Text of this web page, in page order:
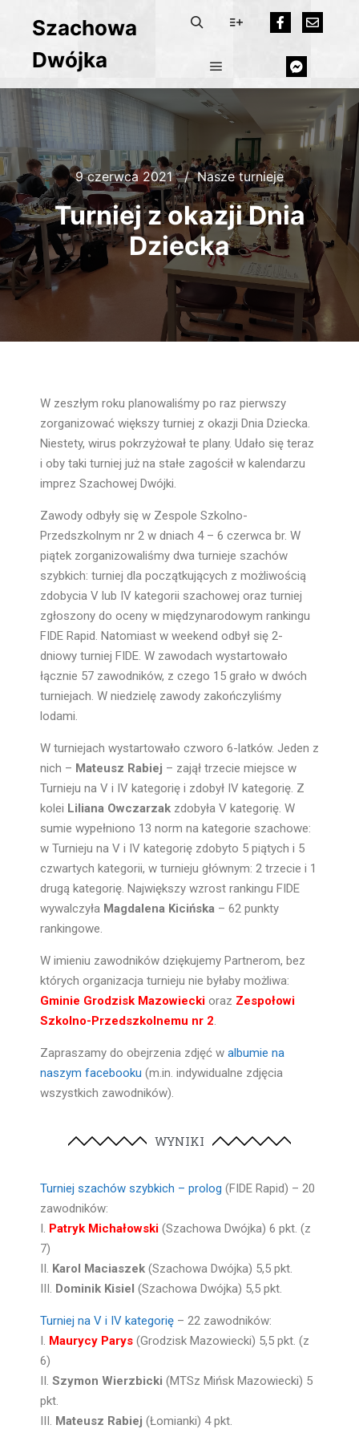
Szachowa
Dwójka
9 czerwca 2021 Nasze turnieje
Turniej z okazji Dnia
Dziecka
W zeszłym roku planowaliśmy po raz pierwszy
zorganizować większy turniej z okazji Dnia Dziecka.
Niestety, wirus pokrzyżował te plany. Udało się teraz
i oby taki turniej już na stałe zagościł w kalendarzu
imprez Szachowej Dwójki.
Zawody odbyły się w Zespole Szkolno-
Przedszkolnym nr 2 w dniach 4 – 6 czerwca br. W
piątek zorganizowaliśmy dwa turnieje szachów
szybkich: turniej dla początkujących z możliwością
zdobycia V lub IV kategorii szachowej oraz turniej
zgłoszony do oceny w międzynarodowym rankingu
FIDE Rapid. Natomiast w weekend odbył się 2-
dniowy turniej FIDE. W zawodach wystartowało
łącznie 57 zawodników, z czego 15 grało w dwóch
turniejach. W niedzielę zawody zakończyliśmy
lodami.
W turniejach wystartowało czworo 6-latków. Jeden z
nich – Mateusz Rabiej – zajął trzecie miejsce w
Turnieju na V i IV kategorię i zdobył IV kategorię. Z
kolei Liliana Owczarzak zdobyła V kategorię. W
sumie wypełniono 13 norm na kategorie szachowe:
w Turnieju na V i IV kategorię zdobyto 5 piątych i 5
czwartych kategorii, w turnieju głównym: 2 trzecie i 1
drugą kategorię. Największy wzrost rankingu FIDE
wywalczyła Magdalena Kicińska – 62 punkty
rankingowe.
W imieniu zawodników dziękujemy Partnerom, bez
których organizacja turnieju nie byłaby możliwa:
Gminie Grodzisk Mazowiecki oraz Zespołowi
Szkolno-Przedszkolnemu nr 2.
Zapraszamy do obejrzenia zdjęć w albumie na
naszym facebooku (m.in. indywidualne zdjęcia
wszystkich zawodników).
WYNIKI
Turniej szachów szybkich – prolog (FIDE Rapid) – 20
zawodników:
I. Patryk Michałowski (Szachowa Dwójka) 6 pkt. (z
7)
II. Karol Maciaszek (Szachowa Dwójka) 5,5 pkt.
III. Dominik Kisiel (Szachowa Dwójka) 5,5 pkt.
Turniej na V i IV kategorię – 22 zawodników:
I. Maurycy Parys (Grodzisk Mazowiecki) 5,5 pkt. (z
6)
II. Szymon Wierzbicki (MTSz Mińsk Mazowiecki) 5
pkt.
III. Mateusz Rabiej (Łomianki) 4 pkt.